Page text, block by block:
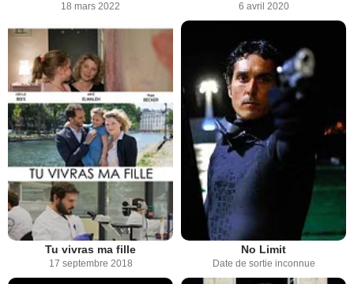
18 mars 2022 6 avril 2020
Tu vivras ma fille
17 septembre 2018
No Limit
Date de sortie inconnue